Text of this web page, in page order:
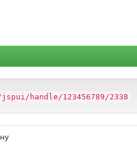
handle/123456789/2338